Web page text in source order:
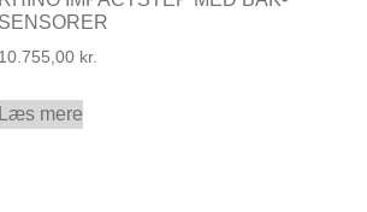
SENSORER
10.755,00 kr.
Læs mere